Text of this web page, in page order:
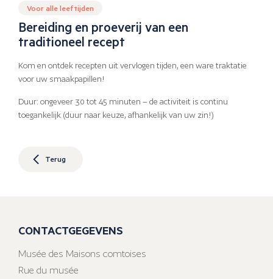
Voor alle leeftijden
Bereiding en proeverij van een
traditioneel recept
Kom en ontdek recepten uit vervlogen tijden, een ware traktatie
voor uw smaakpapillen!
Duur: ongeveer 30 tot 45 minuten – de activiteit is continu
toegankelijk (duur naar keuze, afhankelijk van uw zin!)
Terug
CONTACTGEGEVENS
Musée des Maisons comtoises
Rue du musée